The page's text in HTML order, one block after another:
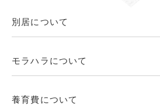
別居について
モラハラについて
養育費について